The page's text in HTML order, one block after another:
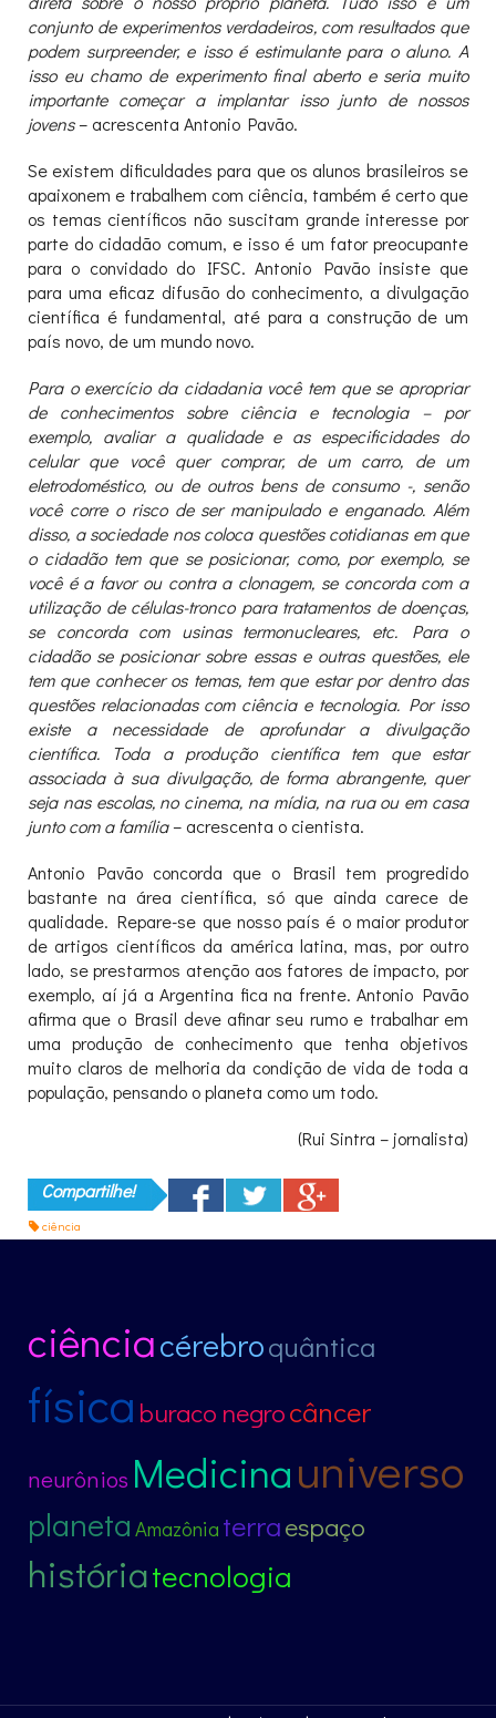
conjunto de experimentos verdadeiros, com resultados que
podem surpreender, e isso é estimulante para o aluno. A
isso eu chamo de experimento final aberto e seria muito
importante começar a implantar isso junto de nossos
jovens– acrescenta Antonio Pavão.
Se existem dificuldades para que os alunos brasileiros se
apaixonem e trabalhem com ciência, também é certo que
os temas científicos não suscitam grande interesse por
parte do cidadão comum, e isso é um fator preocupante
para o convidado do IFSC. Antonio Pavão insiste que
para uma eficaz difusão do conhecimento, a divulgação
científica é fundamental, até para a construção de um
país novo, de um mundo novo.
Para o exercício da cidadania você tem que se apropriar
de conhecimentos sobre ciência e tecnologia – por
exemplo, avaliar a qualidade e as especificidades do
celular que você quer comprar, de um carro, de um
eletrodoméstico, ou de outros bens de consumo -, senão
você corre o risco de ser manipulado e enganado. Além
disso, a sociedade nos coloca questões cotidianas em que
o cidadão tem que se posicionar, como, por exemplo, se
você é a favor ou contra a clonagem, se concorda com a
utilização de células-tronco para tratamentos de doenças,
se concorda com usinas termonucleares, etc. Para o
cidadão se posicionar sobre essas e outras questões, ele
tem que conhecer os temas, tem que estar por dentro das
questões relacionadas com ciência e tecnologia. Por isso
existe a necessidade de aprofundar a divulgação
científica. Toda a produção científica tem que estar
associada à sua divulgação, de forma abrangente, quer
seja nas escolas, no cinema, na mídia, na rua ou em casa
junto com a família– acrescenta o cientista.
Antonio Pavão concorda que o Brasil tem progredido
bastante na área científica, só que ainda carece de
qualidade. Repare-se que nosso país é o maior produtor
de artigos científicos da américa latina, mas, por outro
lado, se prestarmos atenção aos fatores de impacto, por
exemplo, aí já a Argentina fica na frente. Antonio Pavão
afirma que o Brasil deve afinar seu rumo e trabalhar em
uma produção de conhecimento que tenha objetivos
muito claros de melhoria da condição de vida de toda a
população, pensando o planeta como um todo.
(Rui Sintra – jornalista)
Compartilhe!
ciência
ciênciacérebroquântica
física buraco negrocâncer
neurônios Medicinauniverso
planeta Amazônia terraespaço
históriatecnologia